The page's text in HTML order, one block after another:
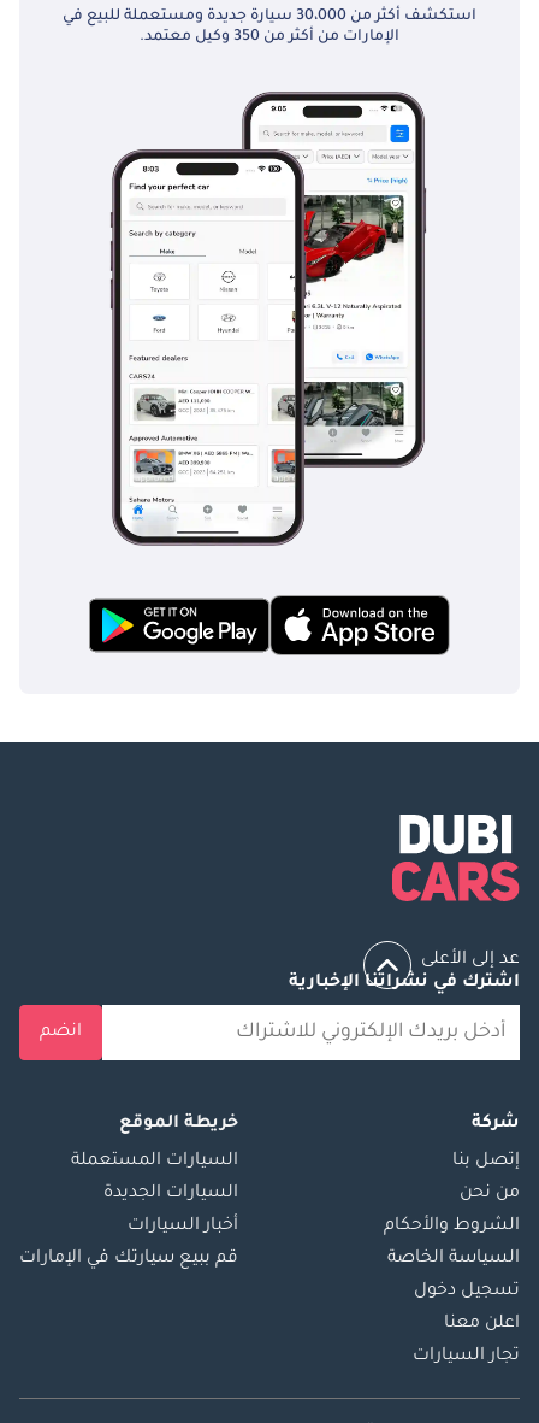
استكشف أكثر من 30،000 سيارة جديدة ومستعملة للبيع في
الإمارات من أكثر من 350 وكيل معتمد.
عد إلى الأعلى
اشترك في نشراتنا الإخبارية
انضم
شركة
إتصل بنا
من نحن
الشروط والأحكام
السياسة الخاصة
تسجيل دخول
اعلن معنا
تجار السيارات
خريطة الموقع
السيارات المستعملة
السيارات الجديدة
أخبار السيارات
قم ببيع سيارتك في الإمارات